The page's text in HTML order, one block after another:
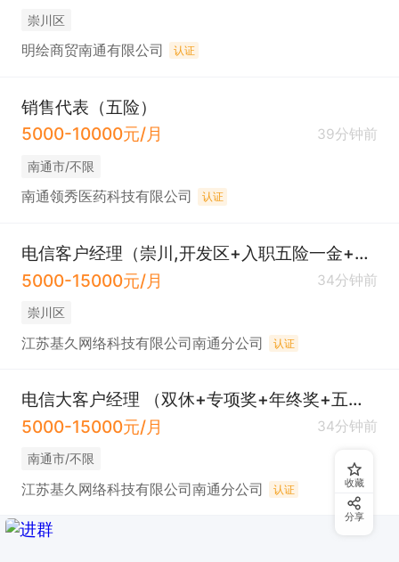
崇川区
明绘商贸南通有限公司 认证
销售代表（五险）
5000-10000元/月
39分钟前
南通市/不限
南通领秀医药科技有限公司 认证
电信客户经理（崇川,开发区+入职五险一金+双休）
5000-15000元/月
34分钟前
崇川区
江苏基久网络科技有限公司南通分公司 认证
电信大客户经理 （双休+专项奖+年终奖+五险一金）
5000-15000元/月
34分钟前
南通市/不限
江苏基久网络科技有限公司南通分公司 认证 收藏
分享